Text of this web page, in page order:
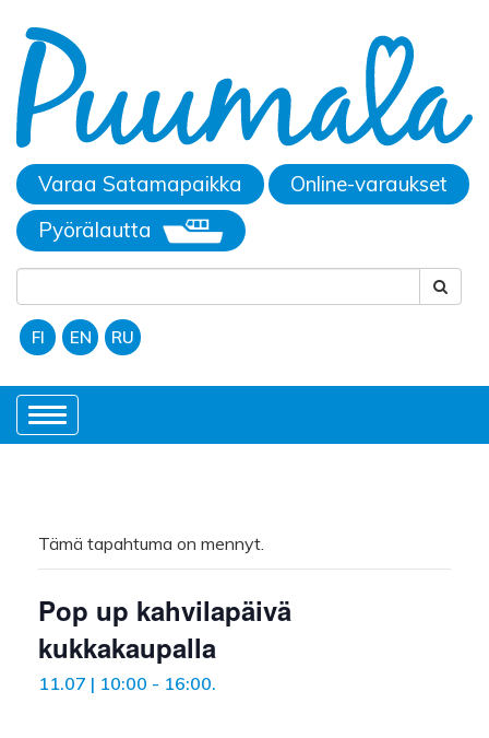
Varaa Satamapaikka
Online-varaukset
Pyörälautta
FI EN RU
Toggle
navigation
Tämä tapahtuma on mennyt.
Pop up kahvilapäivä
kukkakaupalla
11.07 | 10:00 - 16:00.